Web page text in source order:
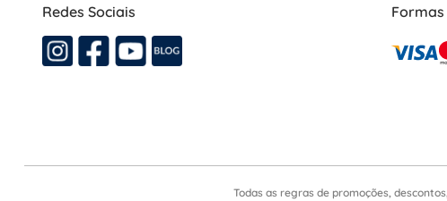
Redes Sociais
Todas as regras de promoções,